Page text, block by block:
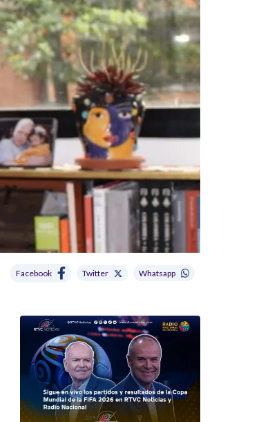
Facebook Twitter Whatsapp